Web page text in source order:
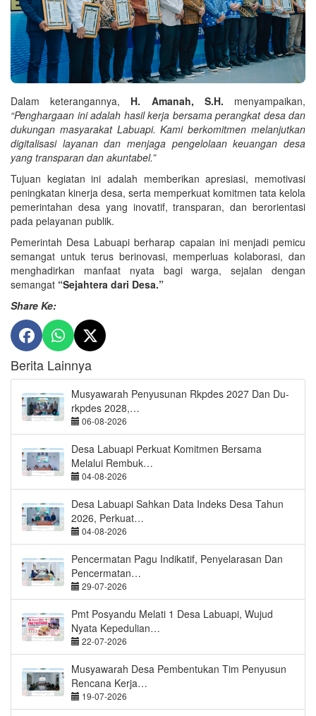
Dalam keterangannya, H. Amanah, S.H. menyampaikan,
“Penghargaan ini adalah hasil kerja bersama perangkat desa dan
dukungan masyarakat Labuapi. Kami berkomitmen melanjutkan
digitalisasi layanan dan menjaga pengelolaan keuangan desa
yang transparan dan akuntabel.”
Tujuan kegiatan ini adalah memberikan apresiasi, memotivasi
peningkatan kinerja desa, serta memperkuat komitmen tata kelola
pemerintahan desa yang inovatif, transparan, dan berorientasi
pada pelayanan publik.
Pemerintah Desa Labuapi berharap capaian ini menjadi pemicu
semangat untuk terus berinovasi, memperluas kolaborasi, dan
menghadirkan manfaat nyata bagi warga, sejalan dengan
semangat “Sejahtera dari Desa.”
Share Ke:
Berita Lainnya
Musyawarah Penyusunan Rkpdes 2027 Dan Du-
rkpdes 2028,…
06-08-2026
Desa Labuapi Perkuat Komitmen Bersama
Melalui Rembuk…
04-08-2026
Desa Labuapi Sahkan Data Indeks Desa Tahun
2026, Perkuat…
04-08-2026
Pencermatan Pagu Indikatif, Penyelarasan Dan
Pencermatan…
29-07-2026
Pmt Posyandu Melati 1 Desa Labuapi, Wujud
Nyata Kepedulian…
22-07-2026
Musyawarah Desa Pembentukan Tim Penyusun
Rencana Kerja…
19-07-2026